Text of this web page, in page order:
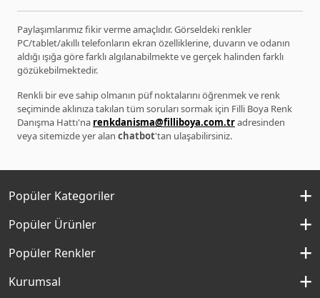
Paylaşımlarımız fikir verme amaçlıdır. Görseldeki renkler
PC/tablet/akıllı telefonların ekran özelliklerine, duvarın ve odanın
aldığı ışığa göre farklı algılanabilmekte ve gerçek halinden farklı
gözükebilmektedir.
Renkli bir eve sahip olmanın püf noktalarını öğrenmek ve renk
seçiminde aklınıza takılan tüm soruları sormak için Filli Boya Renk
Danışma Hattı'na renkdanisma@filliboya.com.tradresinden
veya sitemizde yer alan chatbot'tan ulaşabilirsiniz.
Popüler Kategoriler
İç Cephe Boyaları
İç Cephe Renkleri
Dış Cephe Renkleri
Popüler Ürünler
Momento Silan
Popüler Renkler
Kırık Beyaz Rengi
Kurumsal